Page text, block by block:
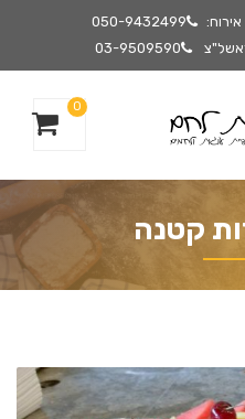
050-9432499
03-9509590
0
קטנה